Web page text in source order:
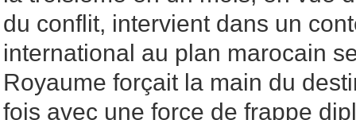
du conflit, intervient dans un
international au plan marocain
Royaume forçait la main du
fois avec une force de frappe